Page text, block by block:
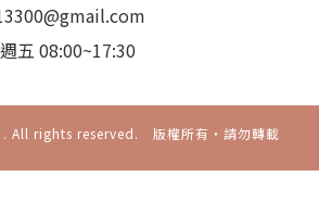
五 08:00~17:30
All rights reserved. 版權所有‧請勿轉載